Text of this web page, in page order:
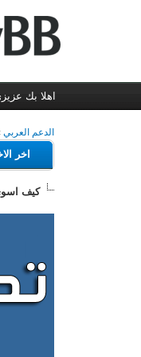
اهلا بك
الدعم العربي
اخر
كيف